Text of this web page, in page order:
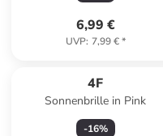
6,99 €
UVP: 7,99 €*
4F
Sonnenbrille in Pink
-16%